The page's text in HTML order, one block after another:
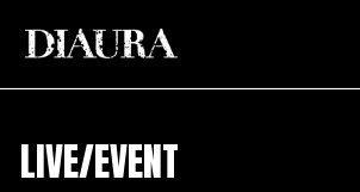
LIVE/EVENT